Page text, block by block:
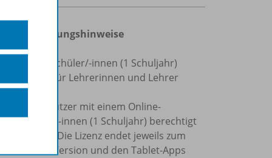
und Nutzungshinweise
für Schüler/-innen (1 Schuljahr)
BiBox für Lehrerinnen und Lehrer
Nutzer mit einem Online-
Schüler/-innen (1 Schuljahr) berechtigt
Schüler). Die Lizenz endet jeweils zum
Online-Version und den Tablet-Apps